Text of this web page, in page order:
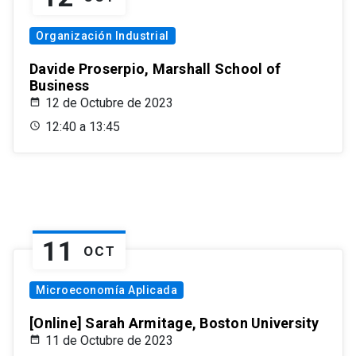
Organización Industrial
Davide Proserpio, Marshall School of
Business
12 de Octubre de 2023
12:40 a 13:45
11 OCT
Microeconomía Aplicada
[Online] Sarah Armitage, Boston University
11 de Octubre de 2023